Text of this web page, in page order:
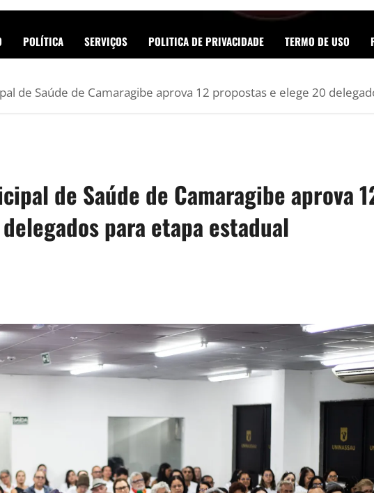
POLÍTICA SERVIÇOS POLITICA DE PRIVACIDADE TERMO DE USO
de Saúde de Camaragibe aprova 12 propostas e elege 20
de Saúde de Camaragibe aprova
para etapa estadual